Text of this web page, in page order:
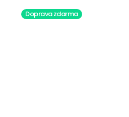
Doprava zdarma